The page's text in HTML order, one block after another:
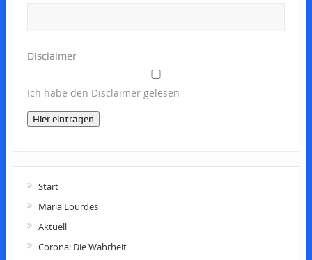
Disclaimer
Ich habe den Disclaimer gelesen
Hier eintragen
Start
Maria Lourdes
Aktuell
Corona: Die Wahrheit